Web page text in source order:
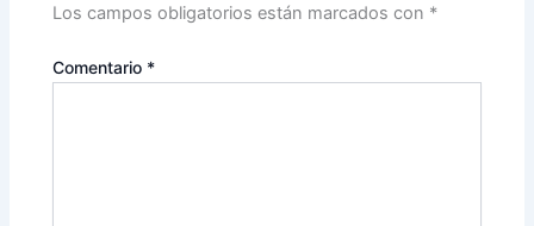
Los campos obligatorios están marcados con *
Comentario *